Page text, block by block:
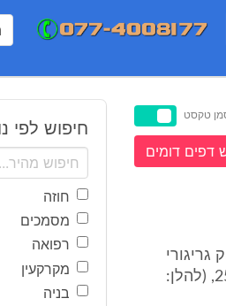
טקסט
דפים דומים
גריגורי
(להלן: "התובע"), יליד 1970,כתוצאה מתאונת עבודה שארעה ביום 25/5/99, (להלן:
חיפוש לפי
חוזה
מסמכים
רפואה
מקרקעין
בניה